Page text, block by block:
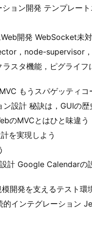
ョン開発 テンプレート
開発 WebSocket未
，node-supervisor
スタ機能，ピグライフ
もうスパゲッティコ
設計 秘訣は，GUIの歴
のMVCとはひと味違う
を実現しよう
計 Google Calendarの
開発を支えるテスト環
的インテグレーション